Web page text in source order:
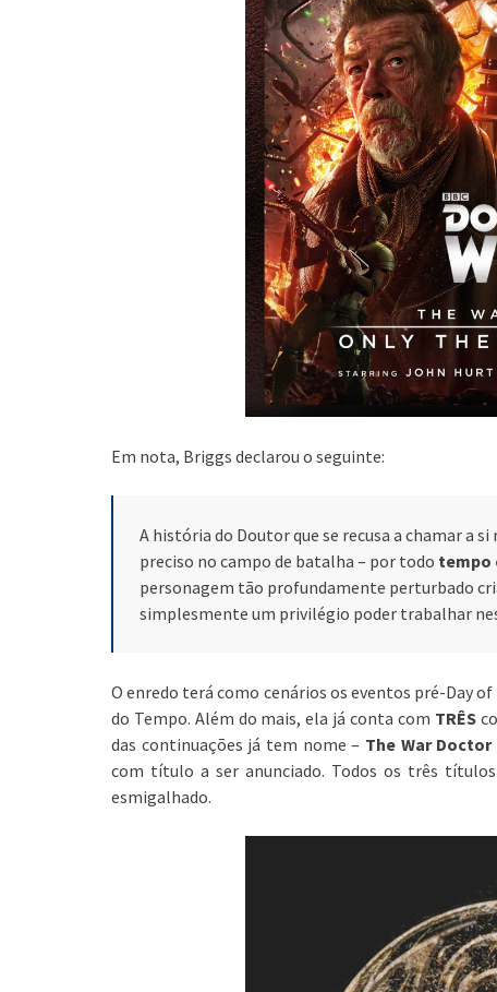
Em nota, Briggs declarou o seguinte:
A história do Doutor que se recusa a chamar a
preciso no campo de batalha – por todo tempo
personagem tão profundamente perturbado
simplesmente um privilégio poder trabalhar
O enredo terá como cenários os eventos pré-Day
do Tempo. Além do mais, ela já conta com TRÊS
das continuações já tem nome – The War
com título a ser anunciado. Todos os três
esmigalhado.